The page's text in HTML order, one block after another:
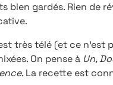
bien gardés. Rien de
très télé (et ce
On pense à Un,
. La recette est